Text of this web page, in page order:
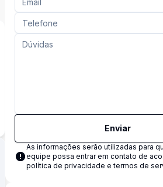
Enviar
As informações serão utilizadas para
equipe possa entrar em contato de
política de privacidade e termos de